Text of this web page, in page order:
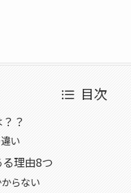
目次
？
い
理由8つ
らない